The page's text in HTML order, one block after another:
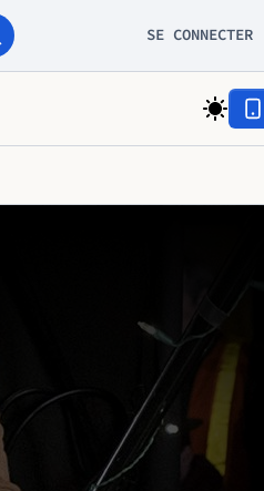
SE CONNECTER